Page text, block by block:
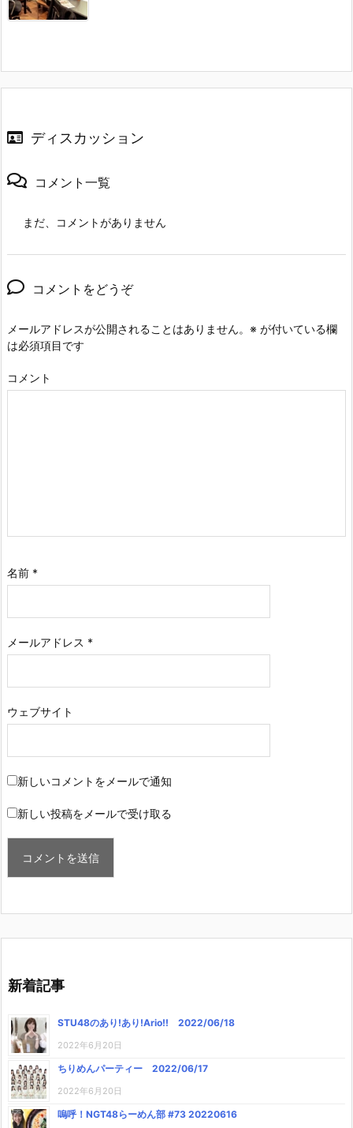
ディスカッション
コメント一覧
まだ、コメントがありません
コメントをどうぞ
メールアドレスが公開されることはありません。 ※ が付いている欄
は必須項目です
コメント
名前 *
メールアドレス *
ウェブサイト
新しいコメントをメールで通知
新しい投稿をメールで受け取る
新着記事
STU48のあり!あり!Ario!! 2022/06/18
2022年6月20日
ちりめんパーティー 2022/06/17
2022年6月20日
嗚呼！NGT48らーめん部 #73 20220616